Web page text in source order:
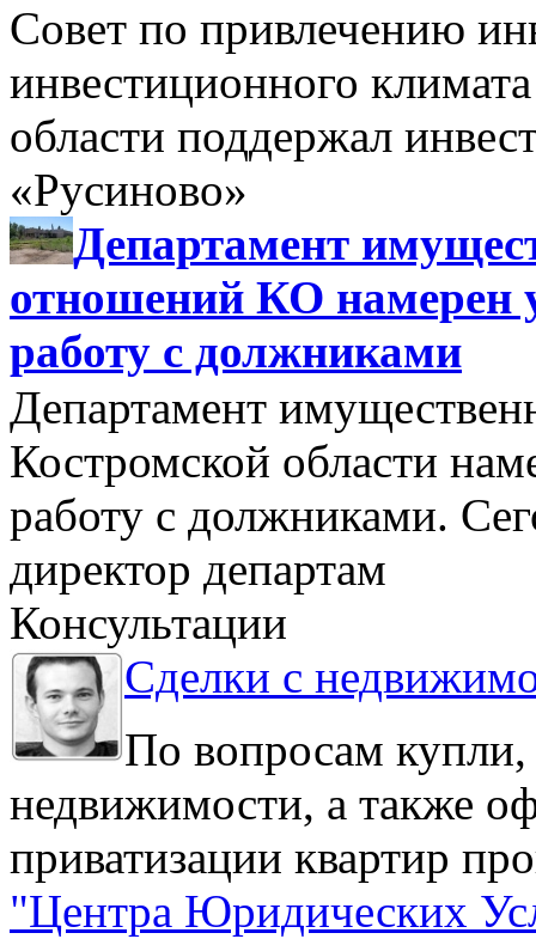
Совет по привлечению
инвестиционного
области поддержал
«Русиново»
Департамент
отношений КО намерен
работу с должниками
Департамент
Костромской области
работу с должниками.
директор департам
Консультации
Сделки с
По вопросам
недвижимости, а также
приватизации квартир
"Центра Юридических